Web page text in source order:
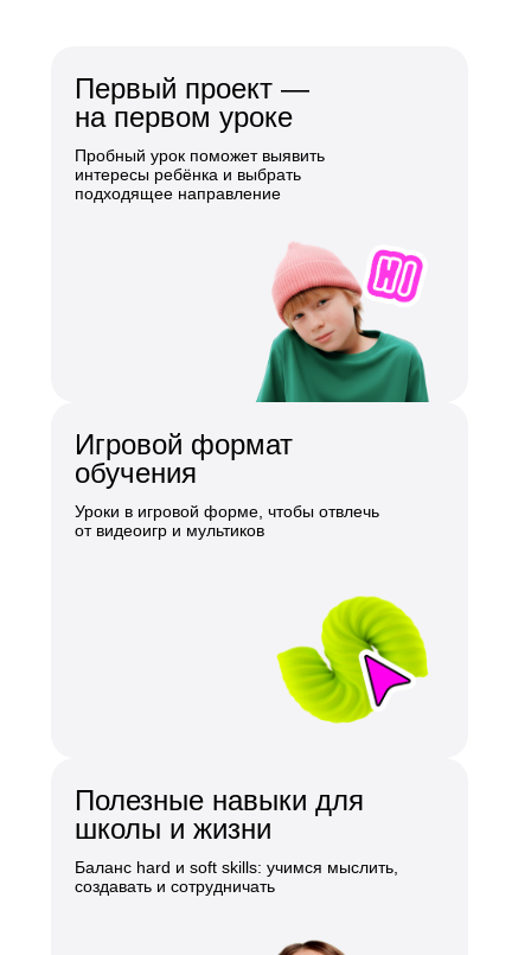
Первый проект —
на первом уроке
Пробный урок поможет выявить
интересы ребёнка и выбрать
подходящее направление
Игровой формат
обучения
Уроки в игровой форме, чтобы отвлечь
от видеоигр и мультиков
Полезные навыки для
школы и жизни
Баланс hard и soft skills: учимся мыслить,
создавать и сотрудничать